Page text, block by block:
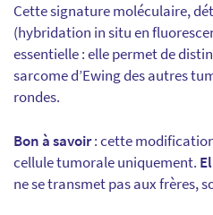
Cette signature moléculaire,
(hybridation in situ en
essentielle : elle permet de
sarcome d’Ewing des autres
rondes.
Bon à savoir: cette
cellule tumorale uniquement.
ne se transmet pas aux frères,